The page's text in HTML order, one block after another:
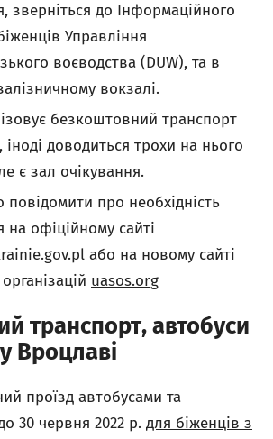
зверніться до Інформаційного
Управління
воєводства (DUW), та в
вокзалі.
безкоштовний транспорт
іноді доводиться трохи на нього
є зал очікування.
повідомити про необхідність
офіційному сайті
або на новому сайті
uasos.org
транспорт, автобуси
Вроцлаві
проїзд автобусами та
30 червня 2022 р. для біженців з